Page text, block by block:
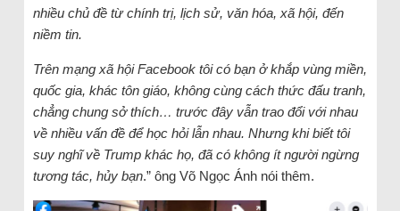
nhiều chủ đề từ chính trị, lịch sử, văn hóa, xã hội, đến
niềm tin.
Trên mạng xã hội Facebook tôi có bạn ở khắp vùng miền,
quốc gia, khác tôn giáo, không cùng cách thức đấu tranh,
chẳng chung sở thích… trước đây vẫn trao đổi với nhau
về nhiều vấn đề để học hỏi lẫn nhau. Nhưng khi biết tôi
suy nghĩ về Trump khác họ, đã có không ít người ngừng
tương tác, hủy bạn.” ông Võ Ngọc Ánh nói thêm.